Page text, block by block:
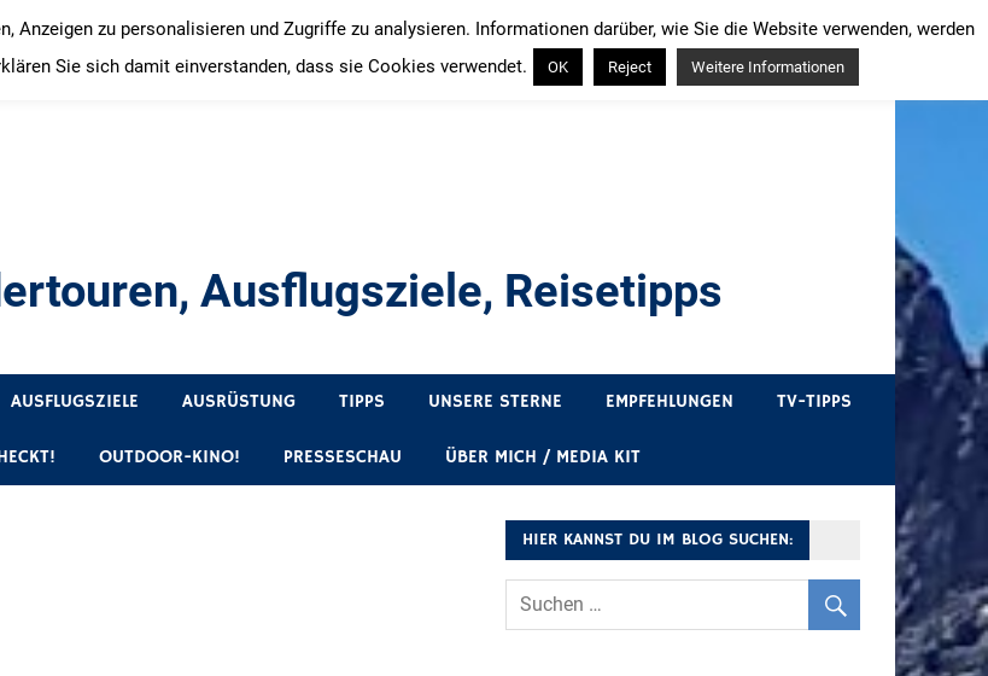
Ausflugsziele, Reisetipps
AUSFLUGSZIELE AUSRÜSTUNG TIPPS UNSERE STERNE EMPFEHLUNGEN TV-TIPPS
OUTDOOR-KINO! PRESSESCHAU ÜBER MICH / MEDIA KIT
HIER KANNST DU IM BLOG SUCHEN:
zu personalisieren und Zugriffe zu analysieren. Informationen darüber, wie Sie die Website verwenden, werden
Sie sich damit einverstanden, dass sie Cookies verwendet.
OK Reject Weitere Informationen